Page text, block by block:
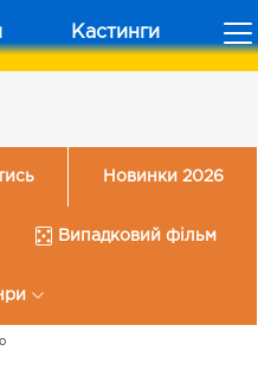
Кастинги
Новинки 2026
Випадковий фільм